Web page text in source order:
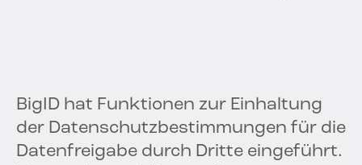
BigID hat Funktionen zur Einhaltung
der Datenschutzbestimmungen für die
Datenfreigabe durch Dritte eingeführt.